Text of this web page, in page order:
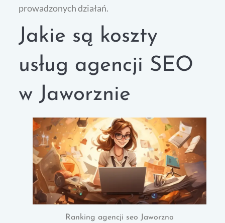
prowadzonych działań.
Jakie są koszty
usług agencji SEO
w Jaworznie
Ranking agencji seo Jaworzno